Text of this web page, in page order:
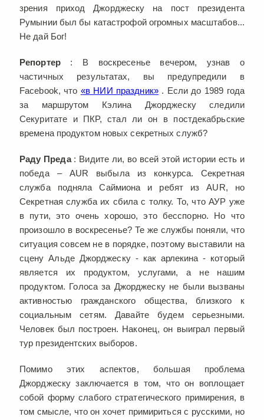
зрения приход Джорджеску на пост президента
Румынии был бы катастрофой огромных масштабов...
Не дай Бог!
Репортер: В воскресенье вечером, узнав о
частичных результатах, вы предупредили в
Facebook, что «в НИИ праздник». Если до 1989 года
за маршрутом Кэлина Джорджеску следили
Секуритате и ПКР, стал ли он в постдекабрьские
времена продуктом новых секретных служб?
Раду Преда: Видите ли, во всей этой истории есть и
победа – AUR выбыла из конкурса. Секретная
служба подняла Саймиона и ребят из AUR, но
Секретная служба их сбила с толку. То, что АУР уже
в пути, это очень хорошо, это бесспорно. Но что
произошло в воскресенье? Те же службы поняли, что
ситуация совсем не в порядке, поэтому выставили на
сцену Альде Джорджеску - как арлекина - который
является их продуктом, услугами, а не нашим
продуктом. Голоса за Джорджеску не были вызваны
активностью гражданского общества, близкого к
социальным сетям. Давайте будем серьезными.
Человек был построен. Наконец, он выиграл первый
тур президентских выборов.
Помимо этих аспектов, большая проблема
Джорджеску заключается в том, что он воплощает
собой форму слабого стратегического примирения, в
том смысле, что он хочет примириться с русскими, но